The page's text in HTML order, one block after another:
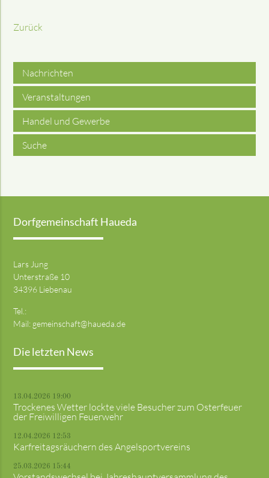
Zurück
Nachrichten
Veranstaltungen
Handel und Gewerbe
Suche
Dorfgemeinschaft Haueda
Lars Jung
Unterstraße 10
34396 Liebenau
Tel.:
Mail: gemeinschaft@haueda.de
Die letzten News
13.04.2026 19:00
Trockenes Wetter lockte viele Besucher zum Osterfeuer
der Freiwilligen Feuerwehr
12.04.2026 12:53
Karfreitagsräuchern des Angelsportvereins
25.03.2026 15:44